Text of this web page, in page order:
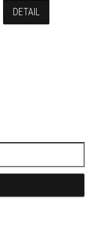
DETAIL